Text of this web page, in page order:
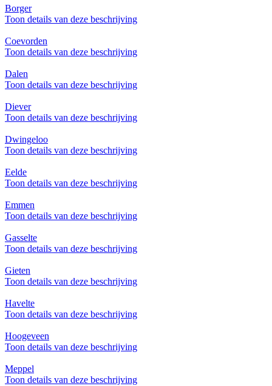
Borger
Toon details van deze beschrijving
Coevorden
Toon details van deze beschrijving
Dalen
Toon details van deze beschrijving
Diever
Toon details van deze beschrijving
Dwingeloo
Toon details van deze beschrijving
Eelde
Toon details van deze beschrijving
Emmen
Toon details van deze beschrijving
Gasselte
Toon details van deze beschrijving
Gieten
Toon details van deze beschrijving
Havelte
Toon details van deze beschrijving
Hoogeveen
Toon details van deze beschrijving
Meppel
Toon details van deze beschrijving